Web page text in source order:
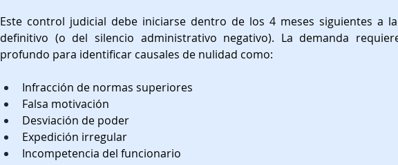
Este control judicial debe iniciarse dentro de los 4 meses siguientes a
definitivo (o del silencio administrativo negativo). La demanda
profundo para identificar causales de nulidad como:
Infracción de normas superiores
Falsa motivación
Desviación de poder
Expedición irregular
Incompetencia del funcionario